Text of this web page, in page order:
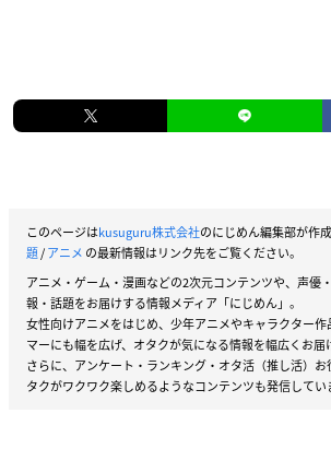
このページはkusuguru株式会社のにじめん編集部が作
題/アニメ の最新情報はリンク先をご覧ください。
アニメ・ゲーム・漫画などの2次元コンテンツや、声優
報・話題をお届けする情報メディア「にじめん」。
女性向けアニメをはじめ、少年アニメやキャラクター
マーにも幅を広げ、オタクが気になる情報を幅広くお届
さらに、アンケート・ランキング・オタ活（推し活）
タクがワクワク楽しめるようなコンテンツも発信してい